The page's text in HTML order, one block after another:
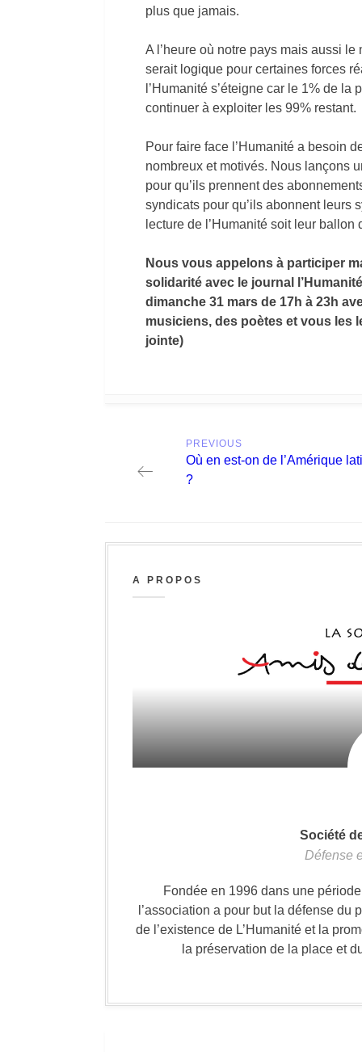
plus que jamais.
A l’heure où notre pays mais aussi
serait logique pour certaines forces
l’Humanité s’éteigne car le 1% de
continuer à exploiter les 99% restant.
Pour faire face l’Humanité a besoin
nombreux et motivés. Nous lançons
pour qu’ils prennent des
syndicats pour qu’ils abonnent leurs
lecture de l’Humanité soit leur ballon
Nous vous appelons à participer
solidarité avec le journal
dimanche 31 mars de 17h à 23h
musiciens, des poètes et vous les
jointe)
navigation
PREVIOUS
Previous
post:
Où en est-on de l’Amérique
?
A PROPOS
Société
Défense
Fondée en 1996 dans une
l’association a pour but la défense
de l’existence de L’Humanité et la
la préservation de la place et